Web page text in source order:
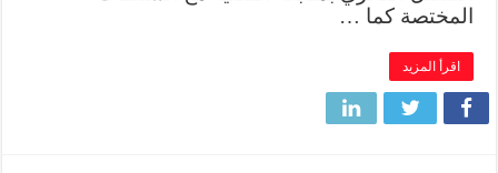
المختصة كما …
اقرأ المزيد